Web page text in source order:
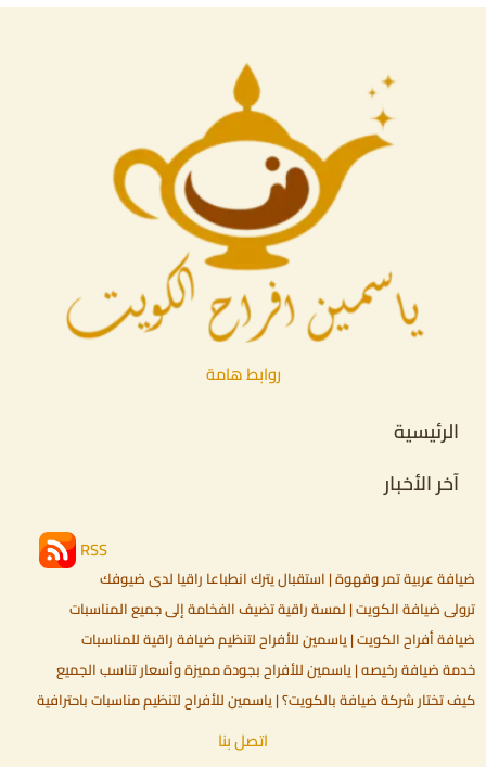
روابط هامة
الرئيسية
آخر الأخبار
RSS
ضيافة عربية تمر وقهوة | استقبال يترك انطباعا راقيا لدى ضيوفك
ترولي ضيافة الكويت | لمسة راقية تضيف الفخامة إلى جميع المناسبات
ضيافة أفراح الكويت | ياسمين للأفراح لتنظيم ضيافة راقية للمناسبات
خدمة ضيافة رخيصه | ياسمين للأفراح بجودة مميزة وأسعار تناسب الجميع
كيف تختار شركة ضيافة بالكويت؟ | ياسمين للأفراح لتنظيم مناسبات باحترافية
اتصل بنا